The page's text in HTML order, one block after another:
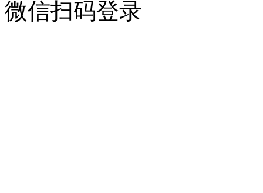
微信扫码登录